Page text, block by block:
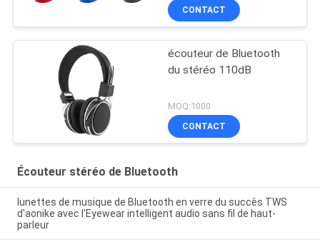
CONTACT
écouteur de Bluetooth
du stéréo 110dB
MOQ:1000
CONTACT
Écouteur stéréo de Bluetooth
lunettes de musique de Bluetooth en verre du succès TWS
d'aonike avec l'Eyewear intelligent audio sans fil de haut-
parleur